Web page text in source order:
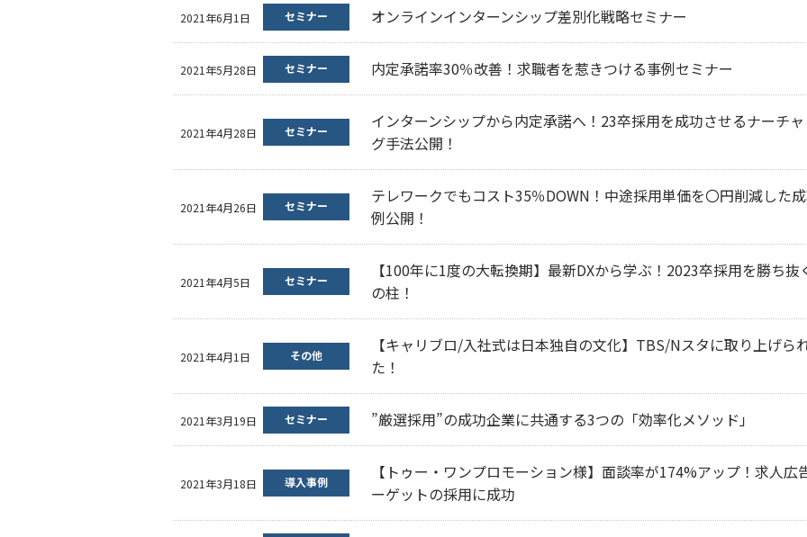
2021年6月1日 セミナー オンラインインターンシップ差別化戦略セミナー
2021年5月28日 セミナー 内定承諾率30％改善！求職者を惹きつける事例セミナー
2021年4月28日 セミナー
インターンシップから内定承諾へ！23卒採用を成功させるナーチ
グ手法公開！
2021年4月26日 セミナー
テレワークでもコスト35％DOWN！中途採用単価を〇円削減した
例公開！
2021年4月5日 セミナー
【100年に1度の大転換期】最新DXから学ぶ！2023卒採用を勝ち抜
の柱！
2021年4月1日 その他
【キャリブロ/入社式は日本独自の文化】TBS/Nスタに取り上げら
た！
2021年3月19日 セミナー ”厳選採用”の成功企業に共通する3つの「効率化メソッド」
2021年3月18日 導入事例
【トゥー・ワンプロモーション様】面談率が174%アップ！求人広
ーゲットの採用に成功